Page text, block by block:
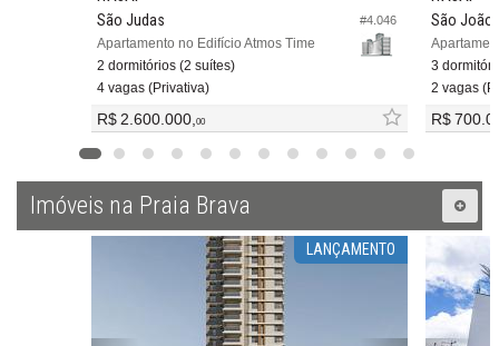
#4.046
São Judas
Apartamento no Edifício Atmos Time
2 dormitórios (2 suítes)
4 vagas (Privativa)
R$ 2.600.000,00
São João
3
2 vagas
R$
Imóveis na Praia Brava
LANÇAMENTO